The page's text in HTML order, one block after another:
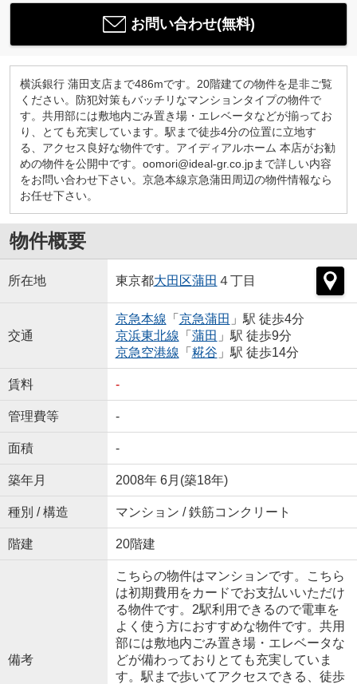
お問い合わせ(無料)
横浜銀行 蒲田支店まで486mです。20階建ての物件を是非ご覧
ください。防犯対策もバッチリなマンションタイプの物件で
す。共用部には敷地内ごみ置き場・エレベータなどが揃ってお
り、とても充実しています。駅まで徒歩4分の位置に立地す
る、アクセス良好な物件です。アイディアルホーム 本店がお勧
めの物件を公開中です。oomori@ideal-gr.co.jpまで詳しい内容
をお問い合わせ下さい。京急本線京急蒲田周辺の物件情報なら
お任せ下さい。
物件概要
所在地 東京都大田区蒲田 ４丁目
交通
京急本線 「 京急蒲田 」駅 徒歩4分
京浜東北線 「 蒲田 」駅 徒歩9分
京急空港線 「 糀谷 」駅 徒歩14分
賃料 -
管理費等 -
面積 -
築年月 2008年 6月(築18年)
種別 / 構造 マンション / 鉄筋コンクリート
階建 20階建
備考
こちらの物件はマンションです。こちら
は初期費用をカードでお支払いいただけ
る物件です。2駅利用できるので電車を
よく使う方におすすめな物件です。共用
部には敷地内ごみ置き場・エレベータな
どが備わっておりとても充実していま
す。駅まで歩いてアクセスできる、徒歩